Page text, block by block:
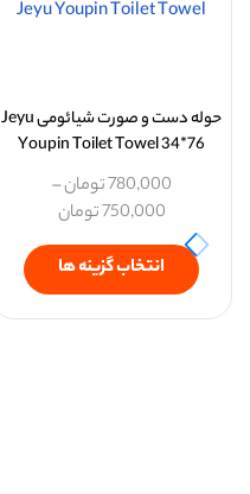
حوله دست و صورت شیائومی Jeyu
Youpin Toilet Towel 34*76
780,000تومان–
750,000تومان
انتخاب گزینه ها